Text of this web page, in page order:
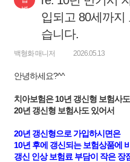
변
입되고 80세까지
습니다.
백형화 매니저 2026.05.13
안녕하세요?^^
치아보험은 10년 갱신형 보험사
20년 갱신형 보험사도 있어서
20년 갱신형으로 가입하시면은
10년 후에 갱신되는 보험상품에
갱신 인상 보험료 부담이 작은 장